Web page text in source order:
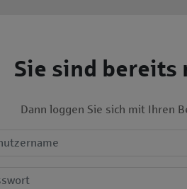
Sie sind
Dann loggen Sie sich mit Ihren
Formular